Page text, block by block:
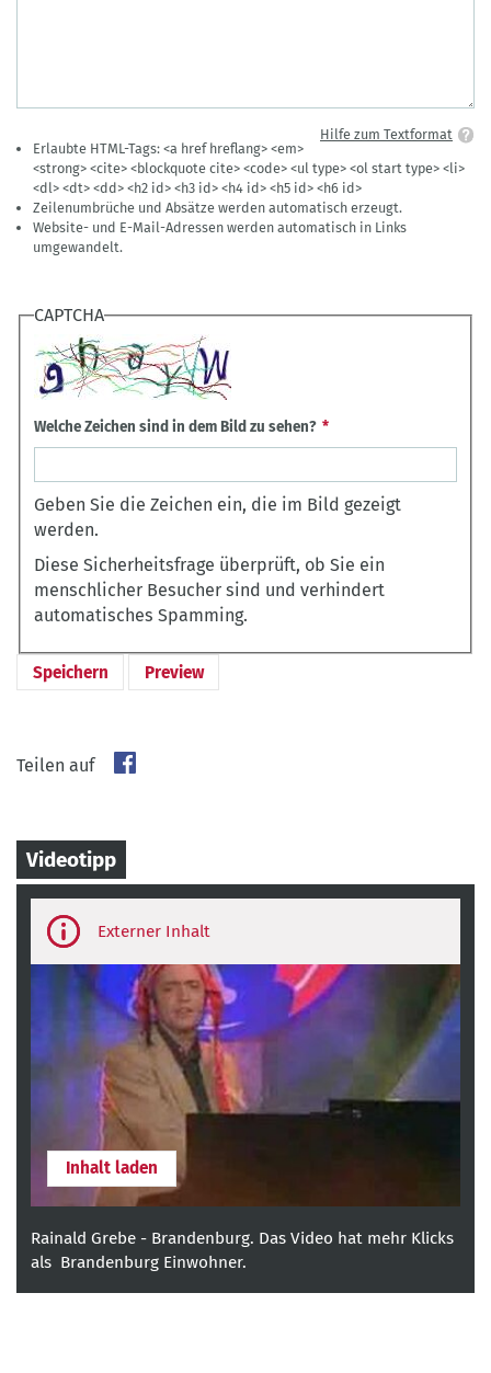
Hilfe zum Textformat
Erlaubte HTML-Tags: <a href hreflang> <em>
<strong> <cite> <blockquote cite> <code> <ul type> <ol start type> <li>
<dl> <dt> <dd> <h2 id> <h3 id> <h4 id> <h5 id> <h6 id>
Zeilenumbrüche und Absätze werden automatisch erzeugt.
Website- und E-Mail-Adressen werden automatisch in Links
umgewandelt.
CAPTCHA
Welche Zeichen sind in dem Bild zu sehen?
Geben Sie die Zeichen ein, die im Bild gezeigt
werden.
Diese Sicherheitsfrage überprüft, ob Sie ein
menschlicher Besucher sind und verhindert
automatisches Spamming.
Teilen auf
Videotipp
party
Inhalt laden
Rainald Grebe - Brandenburg. Das Video hat mehr Klicks
als Brandenburg Einwohner.